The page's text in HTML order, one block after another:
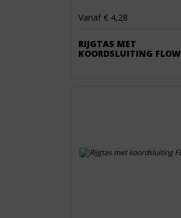
Vanaf € 4,28
RIJGTAS MET
KOORDSLUITING FLOW